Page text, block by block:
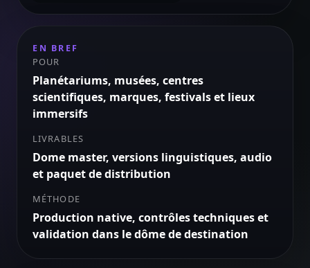
EN BREF
POUR
Planétariums, musées, centres
scientifiques, marques, festivals et lieux
immersifs
LIVRABLES
Dome master, versions linguistiques, audio
et paquet de distribution
MÉTHODE
Production native, contrôles techniques et
validation dans le dôme de destination